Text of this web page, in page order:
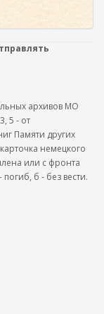
архивов МО
5 - от
Памяти других
немецкого
или с фронта
б - без вести.